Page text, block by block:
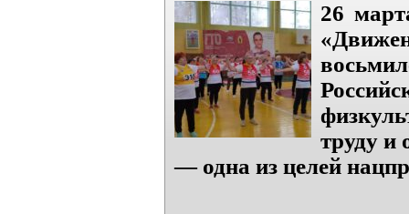
26
труду и
— одна из целей